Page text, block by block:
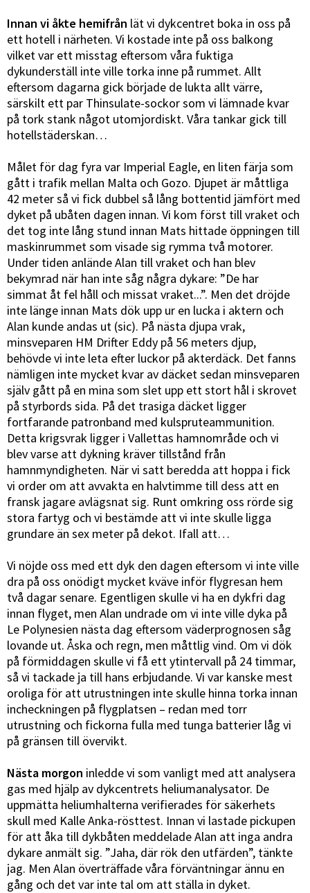
Innan vi åkte hemifrån lät vi dykcentret boka in oss på
ett hotell i närheten. Vi kostade inte på oss balkong
vilket var ett misstag eftersom våra fuktiga
dykunderställ inte ville torka inne på rummet. Allt
eftersom dagarna gick började de lukta allt värre,
särskilt ett par Thinsulate-sockor som vi lämnade kvar
på tork stank något utomjordiskt. Våra tankar gick till
hotellstäderskan…
Målet för dag fyra var Imperial Eagle, en liten färja som
gått i trafik mellan Malta och Gozo. Djupet är måttliga
42 meter så vi fick dubbel så lång bottentid jämfört med
dyket på ubåten dagen innan. Vi kom först till vraket och
det tog inte lång stund innan Mats hittade öppningen till
maskinrummet som visade sig rymma två motorer.
Under tiden anlände Alan till vraket och han blev
bekymrad när han inte såg några dykare: ”De har
simmat åt fel håll och missat vraket...”. Men det dröjde
inte länge innan Mats dök upp ur en lucka i aktern och
Alan kunde andas ut (sic). På nästa djupa vrak,
minsveparen HM Drifter Eddy på 56 meters djup,
behövde vi inte leta efter luckor på akterdäck. Det fanns
nämligen inte mycket kvar av däcket sedan minsveparen
själv gått på en mina som slet upp ett stort hål i skrovet
på styrbords sida. På det trasiga däcket ligger
fortfarande patronband med kulspruteammunition.
Detta krigsvrak ligger i Vallettas hamnområde och vi
blev varse att dykning kräver tillstånd från
hamnmyndigheten. När vi satt beredda att hoppa i fick
vi order om att avvakta en halvtimme till dess att en
fransk jagare avlägsnat sig. Runt omkring oss rörde sig
stora fartyg och vi bestämde att vi inte skulle ligga
grundare än sex meter på dekot. Ifall att…
Vi nöjde oss med ett dyk den dagen eftersom vi inte ville
dra på oss onödigt mycket kväve inför flygresan hem
två dagar senare. Egentligen skulle vi ha en dykfri dag
innan flyget, men Alan undrade om vi inte ville dyka på
Le Polynesien nästa dag eftersom väderprognosen såg
lovande ut. Åska och regn, men måttlig vind. Om vi dök
på förmiddagen skulle vi få ett ytintervall på 24 timmar,
så vi tackade ja till hans erbjudande. Vi var kanske mest
oroliga för att utrustningen inte skulle hinna torka innan
incheckningen på flygplatsen – redan med torr
utrustning och fickorna fulla med tunga batterier låg vi
på gränsen till övervikt.
Nästa morgon inledde vi som vanligt med att analysera
gas med hjälp av dykcentrets heliumanalysator. De
uppmätta heliumhalterna verifierades för säkerhets
skull med Kalle Anka-rösttest. Innan vi lastade pickupen
för att åka till dykbåten meddelade Alan att inga andra
dykare anmält sig. ”Jaha, där rök den utfärden”, tänkte
jag. Men Alan överträffade våra förväntningar ännu en
gång och det var inte tal om att ställa in dyket.